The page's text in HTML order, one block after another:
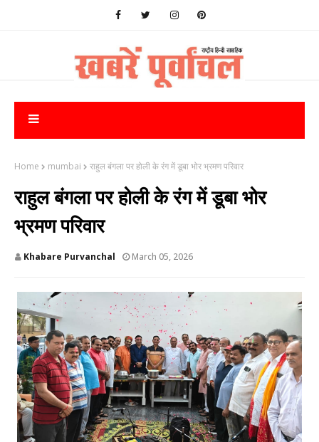
Home mumbai राहुल बंगला पर होली के रंग में डूबा भोर भ्रमण परिवार
राहुल बंगला पर होली के रंग में डूबा भोर
भ्रमण परिवार
Khabare Purvanchal March 05, 2026